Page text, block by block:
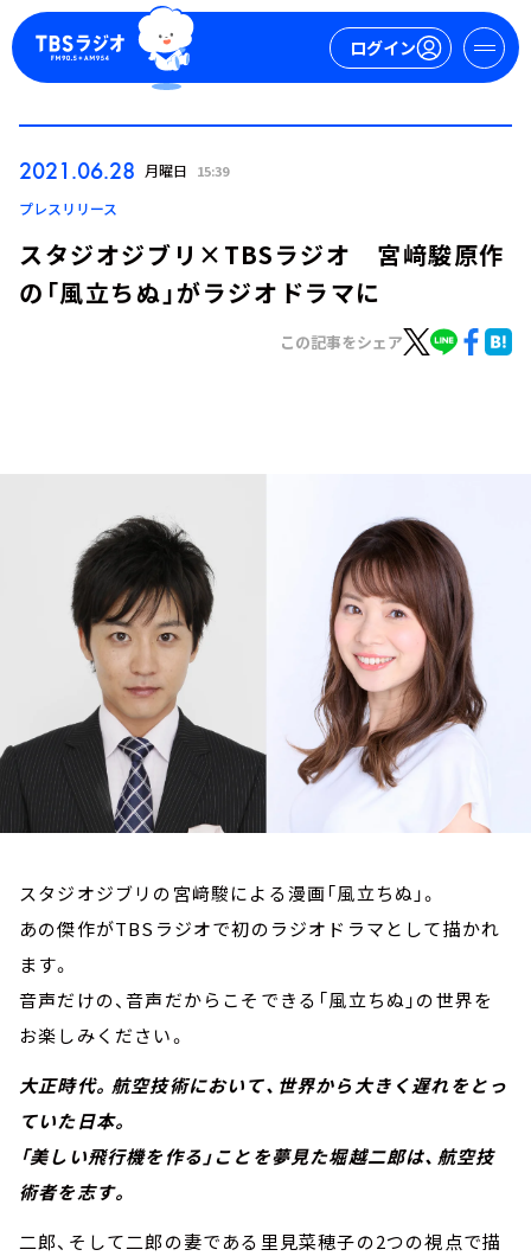
ログイン
TBS Podcast
お知らせ
イベント・グッズ
YouTube
会社情報
2021.06.28 月曜日 15:39
プレスリリース
スタジオジブリ×TBSラジオ 宮﨑駿原作
の「風立ちぬ」がラジオドラマに
この記事をシェア
スタジオジブリの宮﨑駿による漫画「風立ちぬ」。
あの傑作がTBSラジオで初のラジオドラマとして描かれ
ます。
音声だけの、音声だからこそできる「風立ちぬ」の世界を
お楽しみください。
大正時代。航空技術において、世界から大きく遅れをとっ
ていた日本。
「美しい飛行機を作る」ことを夢見た堀越二郎は、航空技
術者を志す。
二郎、そして二郎の妻である里見菜穂子の2つの視点で描